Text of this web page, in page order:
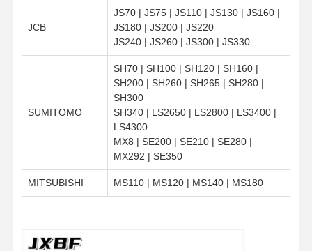
JCB
JS70 | JS75 | JS110 | JS130 | JS160 |
JS180 | JS200 | JS220
JS240 | JS260 | JS300 | JS330
SUMITOMO
SH70 | SH100 | SH120 | SH160 |
SH200 | SH260 | SH265 | SH280 |
SH300
SH340 | LS2650 | LS2800 | LS3400 |
LS4300
MX8 | SE200 | SE210 | SE280 |
MX292 | SE350
MITSUBISHI MS110 | MS120 | MS140 | MS180